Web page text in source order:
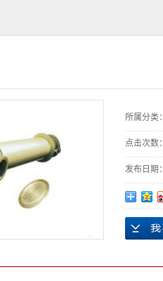
所属分类：
点击次数：
发布日期：